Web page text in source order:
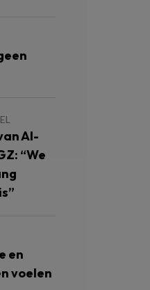
AI-
“We
en
voelen